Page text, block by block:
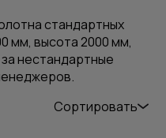
стандартных
мм, высота 2000 мм,
нестандартные
Сортировать